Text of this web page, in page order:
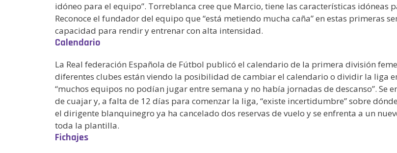
idóneo para el equipo”. Torreblanca cree que Marcio, tiene las características
Reconoce el fundador del equipo que “está metiendo mucha caña” en estas primeras
capacidad para rendir y entrenar con alta intensidad.
Calendario
La Real federación Española de Fútbol publicó el calendario de la primera división
diferentes clubes están viendo la posibilidad de cambiar el calendario o dividir la liga
“muchos equipos no podían jugar entre semana y no había jornadas de descanso”. Se
de cuajar y, a falta de 12 días para comenzar la liga, “existe incertidumbre” sobre
el dirigente blanquinegro ya ha cancelado dos reservas de vuelo y se enfrenta a un
toda la plantilla.
Fichajes